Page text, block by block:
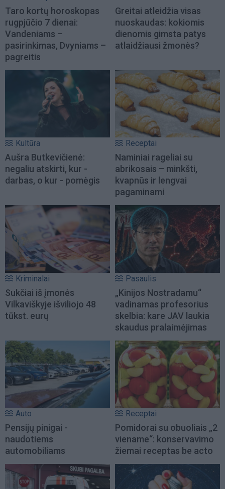
Taro kortų horoskopas
rugpjūčio 7 dienai:
Vandeniams –
pasirinkimas, Dvyniams –
pagreitis
Greitai atleidžia visas
nuoskaudas: kokiomis
dienomis gimsta patys
atlaidžiausi žmonės?
Kultūra
Aušra Butkevičienė:
negaliu atskirti, kur -
darbas, o kur - pomėgis
Receptai
Naminiai rageliai su
abrikosais – minkšti,
kvapnūs ir lengvai
pagaminami
Kriminalai
Sukčiai iš įmonės
Vilkaviškyje išviliojo 48
tūkst. eurų
Pasaulis
„Kinijos Nostradamu“
vadinamas profesorius
skelbia: kare JAV laukia
skaudus pralaimėjimas
Auto
Pensijų pinigai -
naudotiems
automobiliams
Receptai
Pomidorai su obuoliais „2
viename“: konservavimo
žiemai receptas be acto